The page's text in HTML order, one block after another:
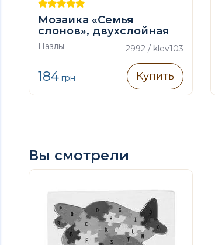
Мозаика «Семья
слонов», двухслойная
Пазлы 2992 / klev103
184грн Купить
Вы смотрели